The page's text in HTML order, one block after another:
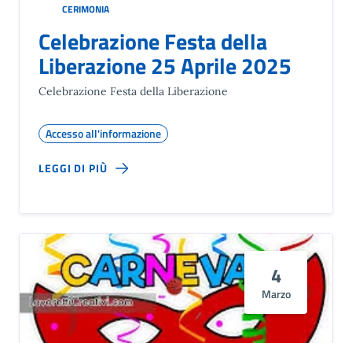
CERIMONIA
Celebrazione Festa della
Liberazione 25 Aprile 2025
Celebrazione Festa della Liberazione
Accesso all'informazione
LEGGI DI PIÙ
4
Marzo